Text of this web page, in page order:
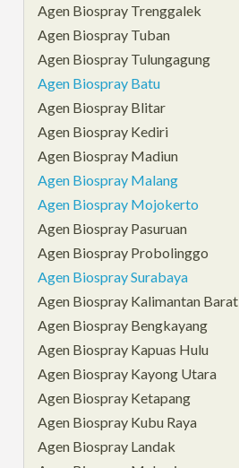
Agen Biospray Trenggalek
Agen Biospray Tuban
Agen Biospray Tulungagung
Agen Biospray Batu
Agen Biospray Blitar
Agen Biospray Kediri
Agen Biospray Madiun
Agen Biospray Malang
Agen Biospray Mojokerto
Agen Biospray Pasuruan
Agen Biospray Probolinggo
Agen Biospray Surabaya
Agen Biospray Kalimantan Barat
Agen Biospray Bengkayang
Agen Biospray Kapuas Hulu
Agen Biospray Kayong Utara
Agen Biospray Ketapang
Agen Biospray Kubu Raya
Agen Biospray Landak